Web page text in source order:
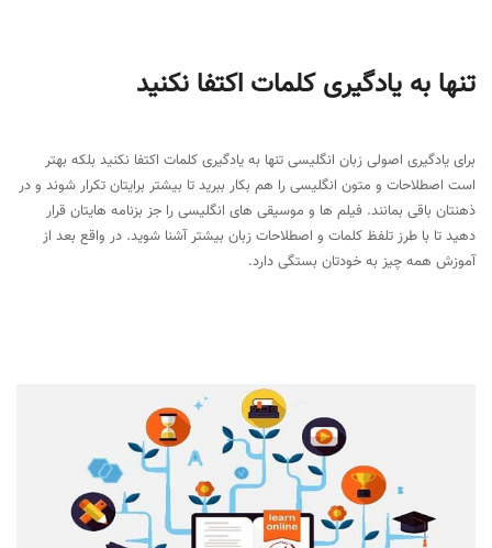
تنها به یادگیری کلمات اکتفا نکنید
برای یادگیری اصولی زبان انگلیسی تنها به یادگیری کلمات اکتفا نکنید بلکه بهتر
است اصطلاحات و متون انگلیسی را هم بکار ببرید تا بیشتر برایتان تکرار شوند و در
ذهنتان باقی بمانند. فیلم ها و موسیقی های انگلیسی را جز بزنامه هایتان قرار
دهید تا با طرز تلفظ کلمات و اصطلاحات زبان بیشتر آشنا شوید. در واقع بعد از
آموزش همه چیز به خودتان بستگی دارد.